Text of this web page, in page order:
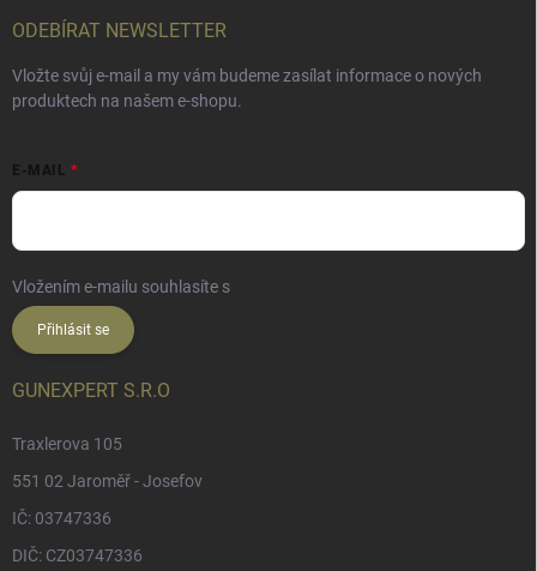
ODEBÍRAT NEWSLETTER
Vložte svůj e-mail a my vám budeme zasílat informace o nových
produktech na našem e-shopu.
E-MAIL
Vložením e-mailu souhlasíte s
Přihlásit se
GUNEXPERT S.R.O
Traxlerova 105
551 02 Jaroměř - Josefov
IČ: 03747336
DIČ: CZ03747336